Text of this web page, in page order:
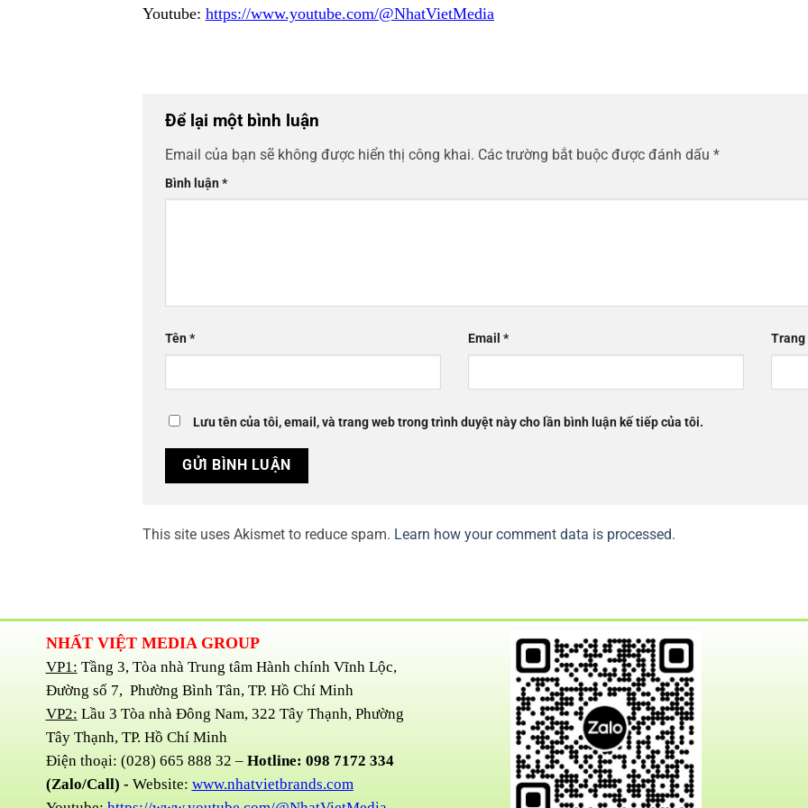
Youtube: https://www.youtube.com/@NhatVietMedia
Để lại một bình luận
Email của bạn sẽ không được hiển thị công khai. Các trường bắt buộc được đánh dấu *
Bình luận*
Tên* Email * Trang
Lưu tên của tôi, email, và trang web trong trình duyệt này cho lần bình luận kế tiếp của tôi.
This site uses Akismet to reduce spam. Learn how your comment data is processed.
NHẤT VIỆT MEDIA GROUP
VP1: Tầng 3, Tòa nhà Trung tâm Hành chính Vĩnh Lộc,
Đường số 7, Phường Bình Tân, TP. Hồ Chí Minh
VP2: Lầu 3 Tòa nhà Đông Nam, 322 Tây Thạnh, Phường
Tây Thạnh, TP. Hồ Chí Minh
Điện thoại: (028) 665 888 32 – Hotline: 098 7172 334
(Zalo/Call) - Website: www.nhatvietbrands.com